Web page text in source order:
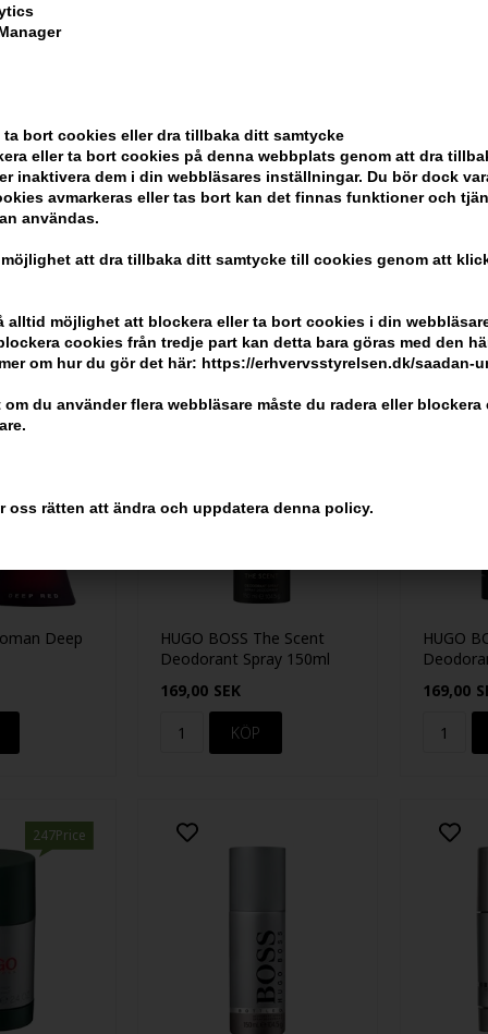
ta bort cookies eller dra tillbaka ditt samtycke
eller ta bort cookies på denna webbplats genom att dra
inaktivera dem i din webbläsares inställningar. Du bör dock
avmarkeras eller tas bort kan det finnas funktioner och
användas.
att dra tillbaka ditt samtycke till cookies genom att
alltid möjlighet att blockera eller ta bort cookies i din
cookies från tredje part kan detta bara göras med den
om hur du gör det här: https://erhvervsstyrelsen.dk/saadan-
om du använder flera webbläsare måste du radera eller blockera
oss rätten att ändra och uppdatera denna policy.
Hugo BOSS Bottled
852,00 SEK
Hugo
578,00
Deep
HUGO BOSS The Scent
Deodorant Spray 150ml
169,00 SEK
HUGO
169,00
247Price